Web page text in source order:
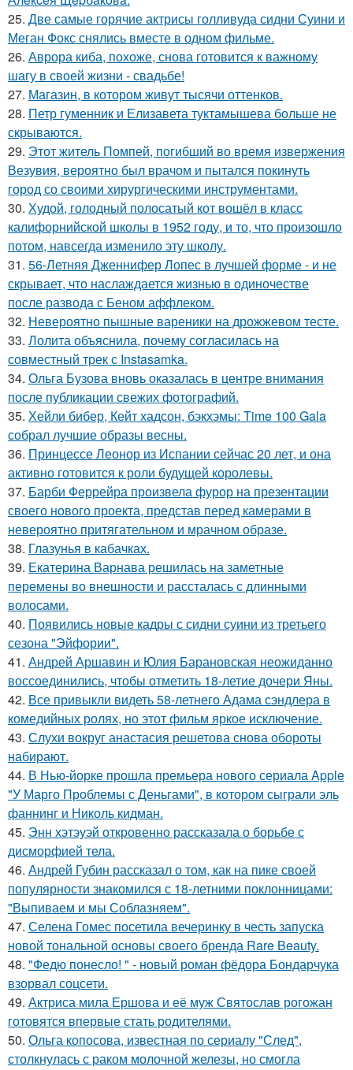
25. Две самые горячие актрисы голливуда сидни Суини и
Меган Фокс снялись вместе в одном фильме.
26. Аврора киба, похоже, снова готовится к важному
шагу в своей жизни - свадьбе!
27. Магазин, в котором живут тысячи оттенков.
28. Петр гуменник и Елизавета туктамышева больше не
скрываются.
29. Этот житель Помпей, погибший во время извержения
Везувия, вероятно был врачом и пытался покинуть
город со своими хирургическими инструментами.
30. Худой, голодный полосатый кот вошёл в класс
калифорнийской школы в 1952 году, и то, что произошло
потом, навсегда изменило эту школу.
31. 56-Летняя Дженнифер Лопес в лучшей форме - и не
скрывает, что наслаждается жизнью в одиночестве
после развода с Беном аффлеком.
32. Невероятно пышные вареники на дрожжевом тесте.
33. Лолита объяснила, почему согласилась на
совместный трек с Instasamka.
34. Ольга Бузова вновь оказалась в центре внимания
после публикации свежих фотографий.
35. Хейли бибер, Кейт хадсон, бэкхэмы: Time 100 Gala
собрал лучшие образы весны.
36. Принцессе Леонор из Испании сейчас 20 лет, и она
активно готовится к роли будущей королевы.
37. Барби Феррейра произвела фурор на презентации
своего нового проекта, представ перед камерами в
невероятно притягательном и мрачном образе.
38. Глазунья в кабачках.
39. Екатерина Варнава решилась на заметные
перемены во внешности и рассталась с длинными
волосами.
40. Появились новые кадры с сидни суини из третьего
сезона "Эйфории".
41. Андрей Аршавин и Юлия Барановская неожиданно
воссоединились, чтобы отметить 18-летие дочери Яны.
42. Все привыкли видеть 58-летнего Адама сэндлера в
комедийных ролях, но этот фильм яркое исключение.
43. Слухи вокруг анастасия решетова снова обороты
набирают.
44. В Нью-йорке прошла премьера нового сериала Apple
"У Марго Проблемы с Деньгами", в котором сыграли эль
фаннинг и Николь кидман.
45. Энн хэтэуэй откровенно рассказала о борьбе с
дисморфией тела.
46. Андрей Губин рассказал о том, как на пике своей
популярности знакомился с 18-летними поклонницами:
"Выпиваем и мы Соблазняем".
47. Селена Гомес посетила вечеринку в честь запуска
новой тональной основы своего бренда Rare Beauty.
48. "Федю понесло! " - новый роман фёдора Бондарчука
взорвал соцсети.
49. Актриса мила Ершова и её муж Святослав рогожан
готовятся впервые стать родителями.
50. Ольга копосова, известная по сериалу "След",
столкнулась с раком молочной железы, но смогла